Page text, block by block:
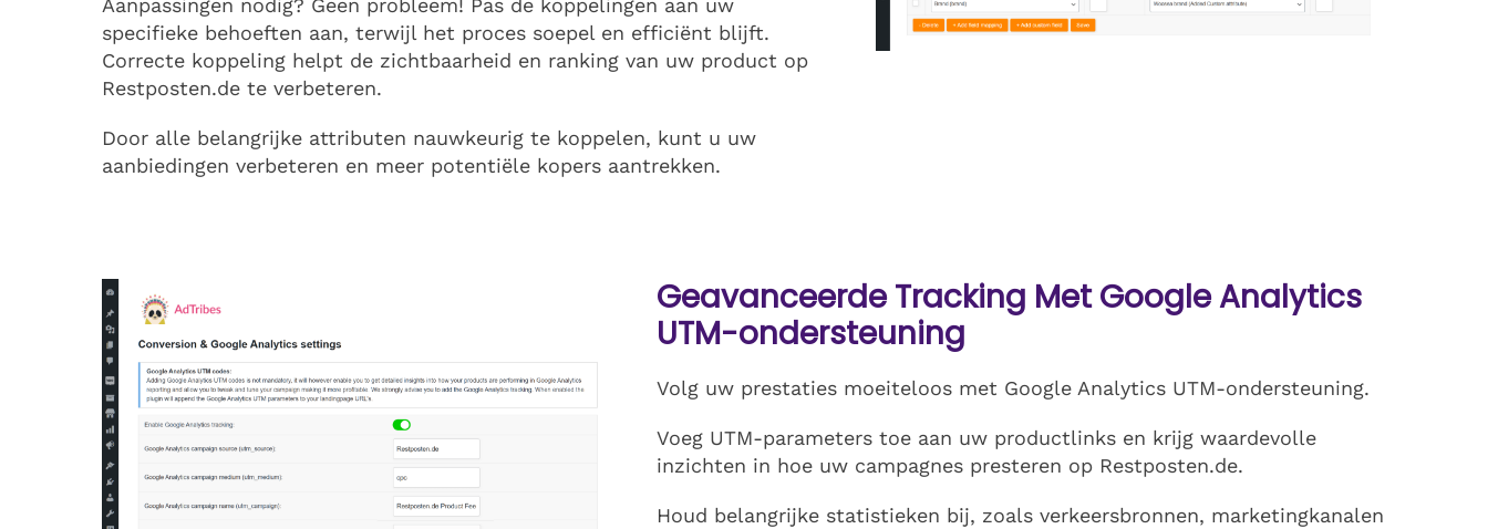
Aanpassingen nodig? Geen probleem! Pas de koppelingen aan uw
specifieke behoeften aan, terwijl het proces soepel en efficiënt blijft.
Correcte koppeling helpt de zichtbaarheid en ranking van uw product op
Restposten.de te verbeteren.
Door alle belangrijke attributen nauwkeurig te koppelen, kunt u uw
aanbiedingen verbeteren en meer potentiële kopers aantrekken.
Geavanceerde Tracking Met Google Analytics
UTM-ondersteuning
Volg uw prestaties moeiteloos met Google Analytics UTM-ondersteuning.
Voeg UTM-parameters toe aan uw productlinks en krijg waardevolle
inzichten in hoe uw campagnes presteren op Restposten.de.
Houd belangrijke statistieken bij, zoals verkeersbronnen, marketingkanalen